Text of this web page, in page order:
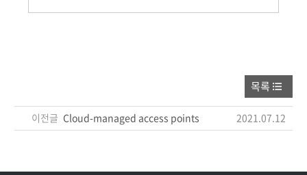
목록
이전글 Cloud-managed access points 2021.07.12